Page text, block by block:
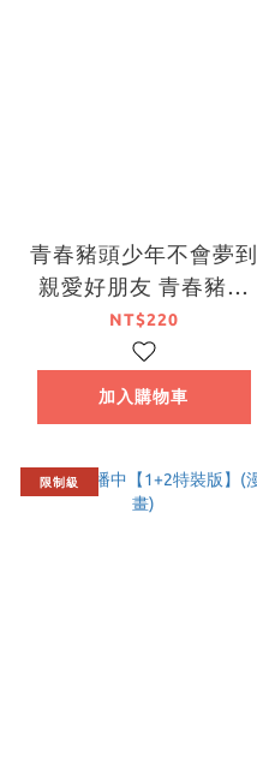
青春豬頭少年不會夢到
親愛好朋友 青春豬頭
少年系列 (15)
NT$220
加入購物車
限制級